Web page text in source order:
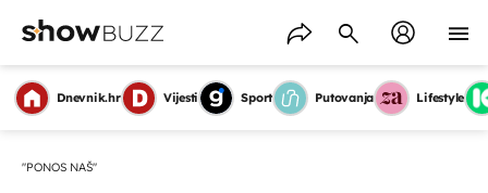
Dnevnik.hr Vijesti Sport Putovanja Lifestyle
"PONOS NAŠ"